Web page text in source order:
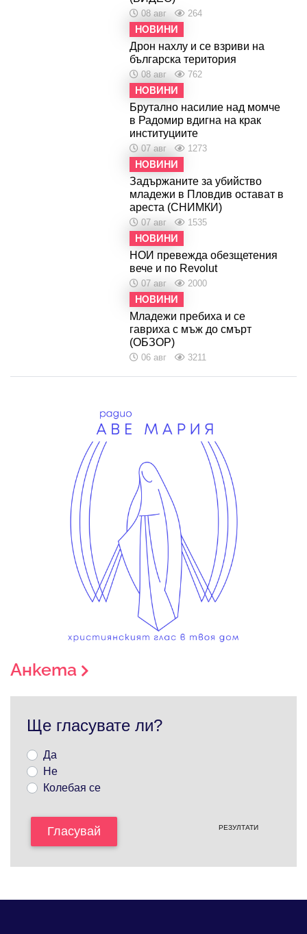
08 авг 264
НОВИНИ
Дрон нахлу и се взриви на
българска територия
08 авг 762
НОВИНИ
Брутално насилие над момче
в Радомир вдигна на крак
институциите
07 авг 1273
НОВИНИ
Задържаните за убийство
младежи в Пловдив остават в
ареста (СНИМКИ)
07 авг 1535
НОВИНИ
НОИ превежда обезщетения
вече и по Revolut
07 авг 2000
НОВИНИ
Младежи пребиха и се
гавриха с мъж до смърт
(ОБЗОР)
06 авг 3211
Анкета
Ще гласувате ли?
Да
Не
Колебая се
Гласувай РЕЗУЛТАТИ